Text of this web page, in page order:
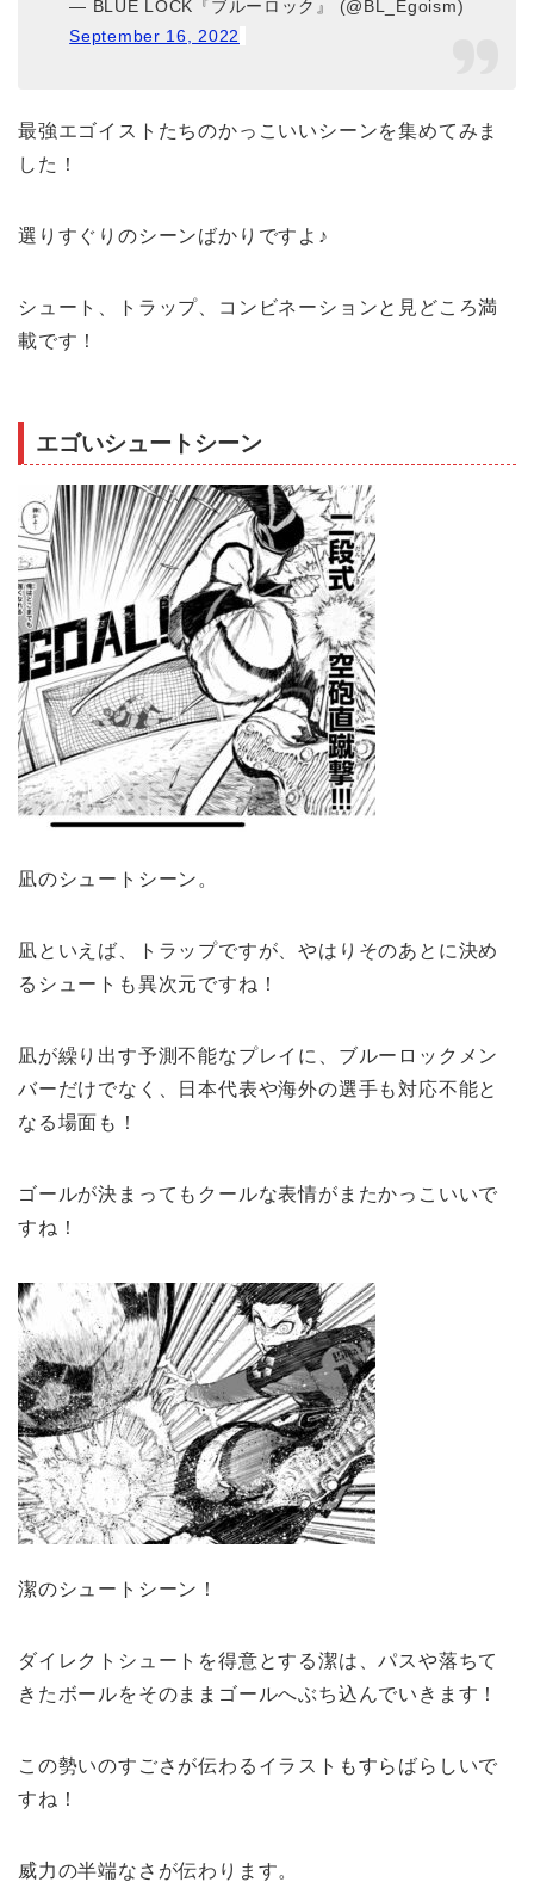
— BLUE LOCK『ブルーロック』 (@BL_Egoism)
September 16, 2022
最強エゴイストたちのかっこいいシーンを集めてみま
した！
選りすぐりのシーンばかりですよ♪
シュート、トラップ、コンビネーションと見どころ満
載です！
エゴいシュートシーン
凪のシュートシーン。
凪といえば、トラップですが、やはりそのあとに決め
るシュートも異次元ですね！
凪が繰り出す予測不能なプレイに、ブルーロックメン
バーだけでなく、日本代表や海外の選手も対応不能と
なる場面も！
ゴールが決まってもクールな表情がまたかっこいいで
すね！
潔のシュートシーン！
ダイレクトシュートを得意とする潔は、パスや落ちて
きたボールをそのままゴールへぶち込んでいきます！
この勢いのすごさが伝わるイラストもすらばらしいで
すね！
威力の半端なさが伝わります。